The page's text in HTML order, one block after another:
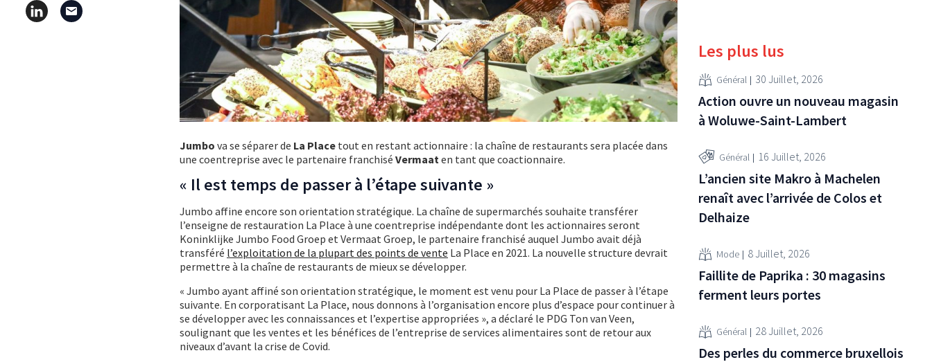
Jumbo va se séparer de La Place tout en restant actionnaire : la chaîne de restaurants sera placée dans
une coentreprise avec le partenaire franchisé Vermaat en tant que coactionnaire.
« Il est temps de passer à l’étape suivante »
Jumbo affine encore son orientation stratégique. La chaîne de supermarchés souhaite transférer
l’enseigne de restauration La Place à une coentreprise indépendante dont les actionnaires seront
Koninklijke Jumbo Food Groep et Vermaat Groep, le partenaire franchisé auquel Jumbo avait déjà
transféré l’exploitation de la plupart des points de vente La Place en 2021. La nouvelle structure devrait
permettre à la chaîne de restaurants de mieux se développer.
« Jumbo ayant affiné son orientation stratégique, le moment est venu pour La Place de passer à l’étape
suivante. En corporatisant La Place, nous donnons à l’organisation encore plus d’espace pour continuer à
se développer avec les connaissances et l’expertise appropriées », a déclaré le PDG Ton van Veen,
soulignant que les ventes et les bénéfices de l’entreprise de services alimentaires sont de retour aux
niveaux d’avant la crise de Covid.
Les plus lus
Général 30 Juillet, 2026
Action ouvre un nouveau magasin
à Woluwe-Saint-Lambert
Général 16 Juillet, 2026
L’ancien site Makro à Machelen
renaît avec l’arrivée de Colos et
Delhaize
Mode 8 Juillet, 2026
Faillite de Paprika : 30 magasins
ferment leurs portes
Général 28 Juillet, 2026
Des perles du commerce bruxellois